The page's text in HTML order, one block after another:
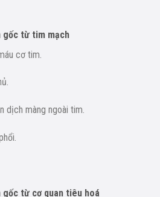
gốc từ tim mạch
cơ tim.
dịch màng ngoài tim.
gốc từ cơ quan tiêu hoá